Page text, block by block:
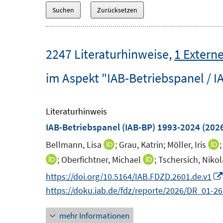
2247 Literaturhinweise, 1
im Aspekt "IAB-Betriebspanel /
Literaturhinweis
IAB-Betriebspanel (IAB-BP) 1993-2024
Bellmann, Lisa
I
n
n
e
e
; Grau, Katrin; Möller, Iris
I
e
;
I
n
n
u
; Oberfichtner, Michael
I
n
n
;Tschersich,
https://doi.org/10.5164/IAB.FDZD.2601.de.v1
https://doku.iab.de/fdz/reporte/2026/DR_01-
mehr Informationen